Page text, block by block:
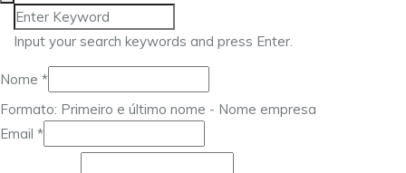
Input your search keywords and press Enter.
Nome
Nome *
Formato: Primeiro e último nome - Nome empresa
Email *